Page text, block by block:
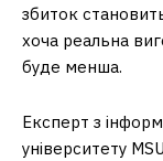
збиток
хоча реальна
буде менша.
Експерт з
університету